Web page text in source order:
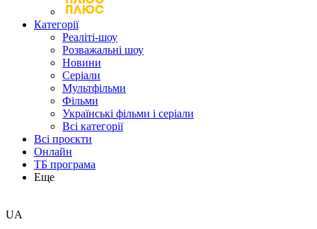
Категорії
Реаліті-шоу
Розважальні шоу
Новини
Серіали
Мультфільми
Фільми
Українські фільми і серіали
Всі категорії
Всі проєкти
Онлайн
ТБ програма
Еще
UA